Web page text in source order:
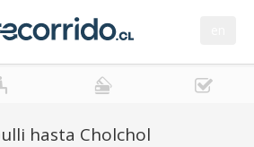
hasta Cholchol